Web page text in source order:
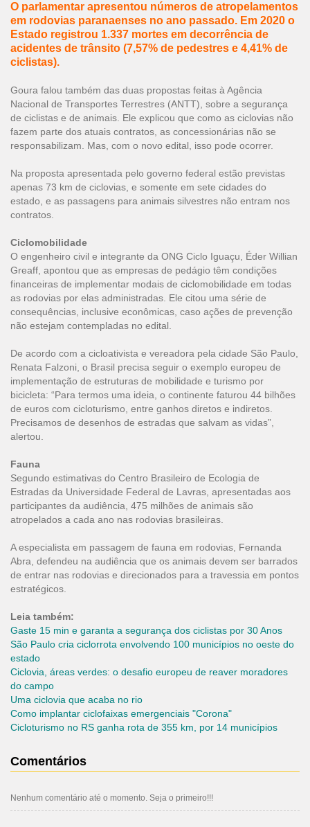
O parlamentar apresentou números de atropelamentos
em rodovias paranaenses no ano passado. Em 2020 o
Estado registrou 1.337 mortes em decorrência de
acidentes de trânsito (7,57% de pedestres e 4,41% de
ciclistas).
Goura falou também das duas propostas feitas à Agência
Nacional de Transportes Terrestres (ANTT), sobre a segurança
de ciclistas e de animais. Ele explicou que como as ciclovias não
fazem parte dos atuais contratos, as concessionárias não se
responsabilizam. Mas, com o novo edital, isso pode ocorrer.
Na proposta apresentada pelo governo federal estão previstas
apenas 73 km de ciclovias, e somente em sete cidades do
estado, e as passagens para animais silvestres não entram nos
contratos.
Ciclomobilidade
O engenheiro civil e integrante da ONG Ciclo Iguaçu, Éder Willian
Greaff, apontou que as empresas de pedágio têm condições
financeiras de implementar modais de ciclomobilidade em todas
as rodovias por elas administradas. Ele citou uma série de
consequências, inclusive econômicas, caso ações de prevenção
não estejam contempladas no edital.
De acordo com a cicloativista e vereadora pela cidade São Paulo,
Renata Falzoni, o Brasil precisa seguir o exemplo europeu de
implementação de estruturas de mobilidade e turismo por
bicicleta: “Para termos uma ideia, o continente faturou 44 bilhões
de euros com cicloturismo, entre ganhos diretos e indiretos.
Precisamos de desenhos de estradas que salvam as vidas”,
alertou.
Fauna
Segundo estimativas do Centro Brasileiro de Ecologia de
Estradas da Universidade Federal de Lavras, apresentadas aos
participantes da audiência, 475 milhões de animais são
atropelados a cada ano nas rodovias brasileiras.
A especialista em passagem de fauna em rodovias, Fernanda
Abra, defendeu na audiência que os animais devem ser barrados
de entrar nas rodovias e direcionados para a travessia em pontos
estratégicos.
Leia também:
Gaste 15 min e garanta a segurança dos ciclistas por 30 Anos
São Paulo cria ciclorrota envolvendo 100 municípios no oeste do
estado
Ciclovia, áreas verdes: o desafio europeu de reaver moradores
do campo
Uma ciclovia que acaba no rio
Como implantar ciclofaixas emergenciais "Corona"
Cicloturismo no RS ganha rota de 355 km, por 14 municípios
Comentários
Nenhum comentário até o momento. Seja o primeiro!!!